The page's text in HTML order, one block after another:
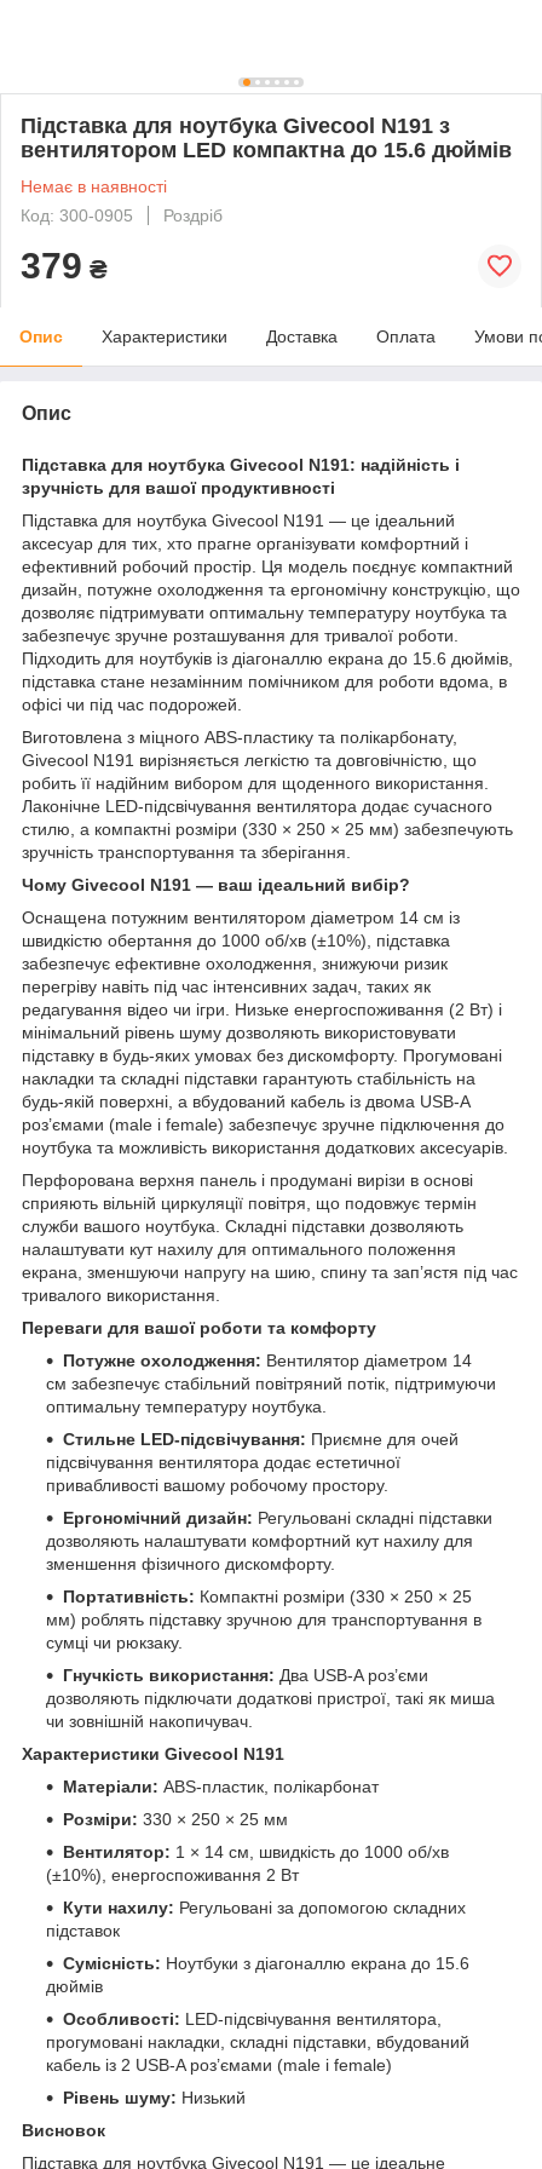
Підставка для ноутбука Givecool N191 з
вентилятором LED компактна до 15.6 дюймів
Немає в наявності
Код: 300-0905
Роздріб
379 ₴
Опис Характеристики Доставка Оплата Умови
Опис
Підставка для ноутбука Givecool N191: надійність і
зручність для вашої продуктивності
Підставка для ноутбука Givecool N191 — це ідеальний
аксесуар для тих, хто прагне організувати комфортний і
ефективний робочий простір. Ця модель поєднує компактний
дизайн, потужне охолодження та ергономічну конструкцію, що
дозволяє підтримувати оптимальну температуру ноутбука та
забезпечує зручне розташування для тривалої роботи.
Підходить для ноутбуків із діагоналлю екрана до 15.6 дюймів,
підставка стане незамінним помічником для роботи вдома, в
офісі чи під час подорожей.
Виготовлена з міцного ABS-пластику та полікарбонату,
Givecool N191 вирізняється легкістю та довговічністю, що
робить її надійним вибором для щоденного використання.
Лаконічне LED-підсвічування вентилятора додає сучасного
стилю, а компактні розміри (330 × 250 × 25 мм) забезпечують
зручність транспортування та зберігання.
Чому Givecool N191 — ваш ідеальний вибір?
Оснащена потужним вентилятором діаметром 14 см із
швидкістю обертання до 1000 об/хв (±10%), підставка
забезпечує ефективне охолодження, знижуючи ризик
перегріву навіть під час інтенсивних задач, таких як
редагування відео чи ігри. Низьке енергоспоживання (2 Вт) і
мінімальний рівень шуму дозволяють використовувати
підставку в будь-яких умовах без дискомфорту. Прогумовані
накладки та складні підставки гарантують стабільність на
будь-якій поверхні, а вбудований кабель із двома USB-A
роз’ємами (male і female) забезпечує зручне підключення до
ноутбука та можливість використання додаткових аксесуарів.
Перфорована верхня панель і продумані вирізи в основі
сприяють вільній циркуляції повітря, що подовжує термін
служби вашого ноутбука. Складні підставки дозволяють
налаштувати кут нахилу для оптимального положення
екрана, зменшуючи напругу на шию, спину та зап’ястя під час
тривалого використання.
Переваги для вашої роботи та комфорту
Потужне охолодження: Вентилятор діаметром 14
см забезпечує стабільний повітряний потік, підтримуючи
оптимальну температуру ноутбука.
Стильне LED-підсвічування: Приємне для очей
підсвічування вентилятора додає естетичної
привабливості вашому робочому простору.
Ергономічний дизайн: Регульовані складні підставки
дозволяють налаштувати комфортний кут нахилу для
зменшення фізичного дискомфорту.
Портативність: Компактні розміри (330 × 250 × 25
мм) роблять підставку зручною для транспортування в
сумці чи рюкзаку.
Гнучкість використання: Два USB-A роз’єми
дозволяють підключати додаткові пристрої, такі як миша
чи зовнішній накопичувач.
Характеристики Givecool N191
Матеріали: ABS-пластик, полікарбонат
Розміри: 330 × 250 × 25 мм
Вентилятор: 1 × 14 см, швидкість до 1000 об/хв
(±10%), енергоспоживання 2 Вт
Кути нахилу: Регульовані за допомогою складних
підставок
Сумісність: Ноутбуки з діагоналлю екрана до 15.6
дюймів
Особливості: LED-підсвічування вентилятора,
прогумовані накладки, складні підставки, вбудований
кабель із 2 USB-A роз’ємами (male і female)
Рівень шуму: Низький
Висновок
Підставка для ноутбука Givecool N191 — це ідеальне